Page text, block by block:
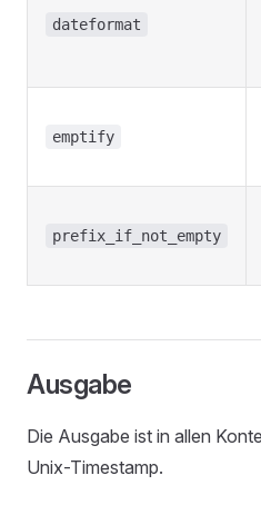
dateformat
emptify
prefix_if_not_empty
Ausgabe
Die Ausgabe ist in allen
Unix-Timestamp.